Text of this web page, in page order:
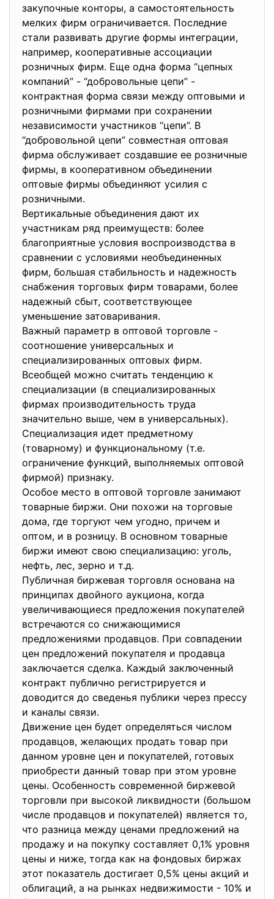
закупочные конторы, а самостоятельность
мелких фирм ограничивается. Последние
стали развивать другие формы интеграции,
например, кооперативные ассоциации
розничных фирм. Еще одна форма “цепных
компаний” - “добровольные цепи” -
контрактная форма связи между оптовыми и
розничными фирмами при сохранении
независимости участников “цепи”. В
“добровольной цепи” совместная оптовая
фирма обслуживает создавшие ее розничные
фирмы, в кооперативном объединении
оптовые фирмы объединяют усилия с
розничными.
Вертикальные объединения дают их
участникам ряд преимуществ: более
благоприятные условия воспроизводства в
сравнении с условиями необъединенных
фирм, большая стабильность и надежность
снабжения торговых фирм товарами, более
надежный сбыт, соответствующее
уменьшение затоваривания.
Важный параметр в оптовой торговле -
соотношение универсальных и
специализированных оптовых фирм.
Всеобщей можно считать тенденцию к
специализации (в специализированных
фирмах производительность труда
значительно выше, чем в универсальных).
Специализация идет предметному
(товарному) и функциональному (т.е.
ограничение функций, выполняемых оптовой
фирмой) признаку.
Особое место в оптовой торговле занимают
товарные биржи. Они похожи на торговые
дома, где торгуют чем угодно, причем и
оптом, и в розницу. В основном товарные
биржи имеют свою специализацию: уголь,
нефть, лес, зерно и т.д.
Публичная биржевая торговля основана на
принципах двойного аукциона, когда
увеличивающиеся предложения покупателей
встречаются со снижающимися
предложениями продавцов. При совпадении
цен предложений покупателя и продавца
заключается сделка. Каждый заключенный
контракт публично регистрируется и
доводится до сведенья публики через прессу
и каналы связи.
Движение цен будет определяться числом
продавцов, желающих продать товар при
данном уровне цен и покупателей, готовых
приобрести данный товар при этом уровне
цены. Особенность современной биржевой
торговли при высокой ликвидности (большом
числе продавцов и покупателей) является то,
что разница между ценами предложений на
продажу и на покупку составляет 0,1% уровня
цены и ниже, тогда как на фондовых биржах
этот показатель достигает 0,5% цены акций и
облигаций, а на рынках недвижимости - 10% и